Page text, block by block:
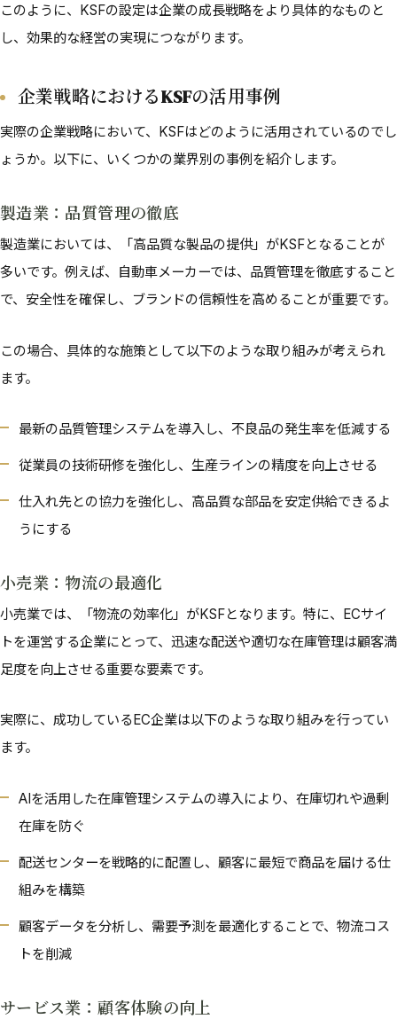
このように、KSFの設定は企業の成長戦略をより具体的なものと
し、効果的な経営の実現につながります。
企業戦略におけるKSFの活用事例
実際の企業戦略において、KSFはどのように活用されているのでし
ょうか。以下に、いくつかの業界別の事例を紹介します。
製造業：品質管理の徹底
製造業においては、「高品質な製品の提供」がKSFとなることが
多いです。例えば、自動車メーカーでは、品質管理を徹底すること
で、安全性を確保し、ブランドの信頼性を高めることが重要です。
この場合、具体的な施策として以下のような取り組みが考えられ
ます。
最新の品質管理システムを導入し、不良品の発生率を低減する
従業員の技術研修を強化し、生産ラインの精度を向上させる
仕入れ先との協力を強化し、高品質な部品を安定供給できるよ
うにする
小売業：物流の最適化
小売業では、「物流の効率化」がKSFとなります。特に、ECサイ
トを運営する企業にとって、迅速な配送や適切な在庫管理は顧客満
足度を向上させる重要な要素です。
実際に、成功しているEC企業は以下のような取り組みを行ってい
ます。
AIを活用した在庫管理システムの導入により、在庫切れや過剰
在庫を防ぐ
配送センターを戦略的に配置し、顧客に最短で商品を届ける仕
組みを構築
顧客データを分析し、需要予測を最適化することで、物流コス
トを削減
サービス業：顧客体験の向上